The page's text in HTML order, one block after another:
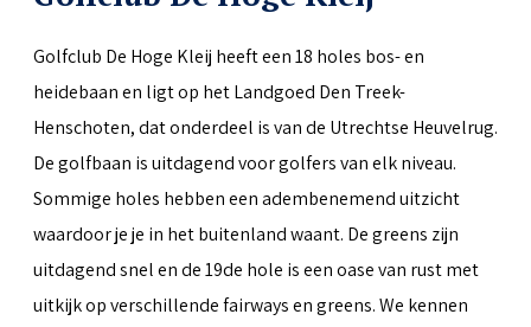
Golfclub De Hoge Kleij heeft een 18 holes bos- en
heidebaan en ligt op het Landgoed Den Treek-
Henschoten, dat onderdeel is van de Utrechtse Heuvelrug.
De golfbaan is uitdagend voor golfers van elk niveau.
Sommige holes hebben een adembenemend uitzicht
waardoor je je in het buitenland waant. De greens zijn
uitdagend snel en de 19de hole is een oase van rust met
uitkijk op verschillende fairways en greens. We kennen